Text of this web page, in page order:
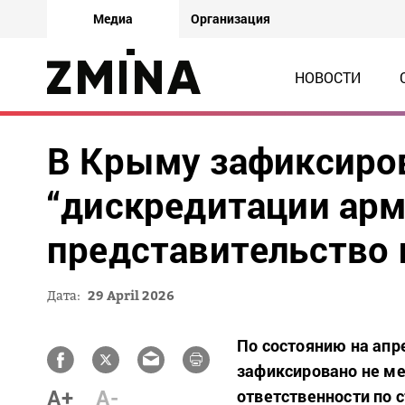
Медиа Организация
НОВОСТИ
В Крыму
“дискредитации
представительство
Дата: 29 April 2026
A+ A-
По состоянию на
зафиксировано не
ответственности